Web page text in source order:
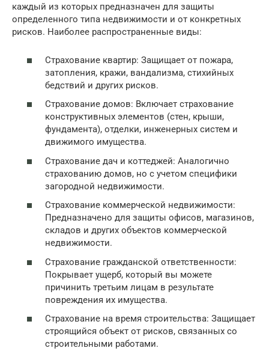
каждый из которых предназначен для защиты
определенного типа недвижимости и от конкретных
рисков. Наиболее распространенные виды:
Страхование квартир: Защищает от пожара,
затопления, кражи, вандализма, стихийных
бедствий и других рисков.
Страхование домов: Включает страхование
конструктивных элементов (стен, крыши,
фундамента), отделки, инженерных систем и
движимого имущества.
Страхование дач и коттеджей: Аналогично
страхованию домов, но с учетом специфики
загородной недвижимости.
Страхование коммерческой недвижимости:
Предназначено для защиты офисов, магазинов,
складов и других объектов коммерческой
недвижимости.
Страхование гражданской ответственности:
Покрывает ущерб, который вы можете
причинить третьим лицам в результате
повреждения их имущества.
Страхование на время строительства: Защищает
строящийся объект от рисков, связанных со
строительными работами.